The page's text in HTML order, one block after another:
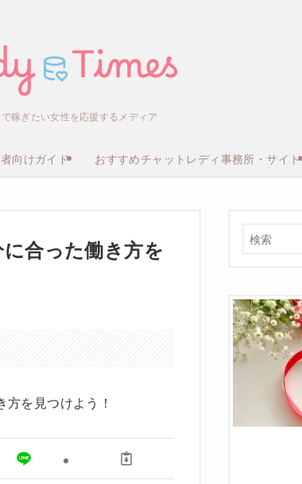
稼ぎたい女性を応援するメディア
向けガイド おすすめチャットレディ事務所・サイト
合った働き方を